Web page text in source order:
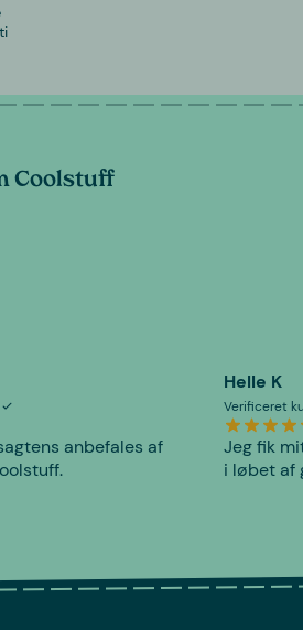
Coolstuff
anbefales af
Helle K
Verificeret
Jeg fik
i løbet af